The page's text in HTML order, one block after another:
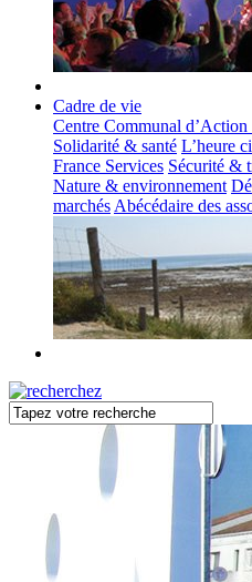
Cadre de vie
Centre Communal d’Action
Solidarité & santé L’heure
France Services Sécurité &
Nature & environnement
marchés Abécédaire des